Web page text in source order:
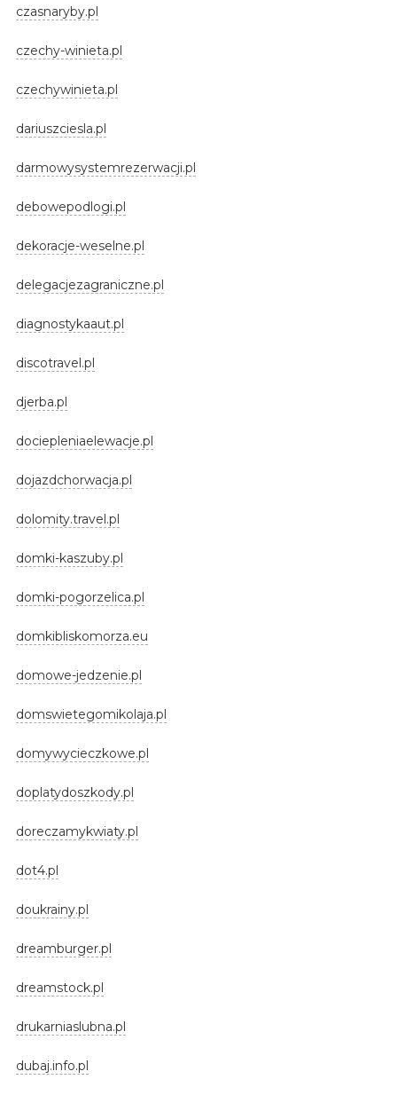
czasnaryby.pl
czechy-winieta.pl
czechywinieta.pl
dariuszciesla.pl
darmowysystemrezerwacji.pl
debowepodlogi.pl
dekoracje-weselne.pl
delegacjezagraniczne.pl
diagnostykaaut.pl
discotravel.pl
djerba.pl
dociepleniaelewacje.pl
dojazdchorwacja.pl
dolomity.travel.pl
domki-kaszuby.pl
domki-pogorzelica.pl
domkibliskomorza.eu
domowe-jedzenie.pl
domswietegomikolaja.pl
domywycieczkowe.pl
doplatydoszkody.pl
doreczamykwiaty.pl
dot4.pl
doukrainy.pl
dreamburger.pl
dreamstock.pl
drukarniaslubna.pl
dubaj.info.pl